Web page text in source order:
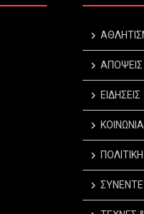
ΑΠΟΨΕΙΣ
ΕΙΔΗΣΕΙΣ
ΚΟΙΝΩΝΙΑ
ΠΟΛΙΤΙΚΗ